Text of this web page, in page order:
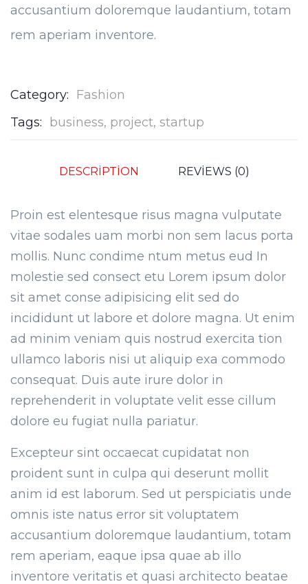
accusantium doloremque laudantium, totam
rem aperiam inventore.
Category: Fashion
Tags:
business, project, startup
DESCRIPTION REVIEWS (0)
Proin est elentesque risus magna vulputate
vitae sodales uam morbi non sem lacus porta
mollis. Nunc condime ntum metus eud In
molestie sed consect etu Lorem ipsum dolor
sit amet conse adipisicing elit sed do
incididunt ut labore et dolore magna. Ut enim
ad minim veniam quis nostrud exercita tion
ullamco laboris nisi ut aliquip exa commodo
consequat. Duis aute irure dolor in
reprehenderit in voluptate velit esse cillum
dolore eu fugiat nulla pariatur.
Excepteur sint occaecat cupidatat non
proident sunt in culpa qui deserunt mollit
anim id est laborum. Sed ut perspiciatis unde
omnis iste natus error sit voluptatem
accusantium doloremque laudantium, totam
rem aperiam, eaque ipsa quae ab illo
inventore veritatis et quasi architecto beatae